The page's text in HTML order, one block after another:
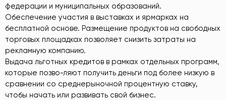
федерации и муниципальных образований.
Обеспечение участия в выставках и ярмарках на
бесплатной основе. Размещение продуктов на свободных
торговых площадках позволяет снизить затраты на
рекламную компанию.
Выдача льготных кредитов в рамках отдельных программ,
которые позво-ляют получить деньги под более низкую в
сравнении со среднерыночной процентную ставку,
чтобы начать или развивать свой бизнес.